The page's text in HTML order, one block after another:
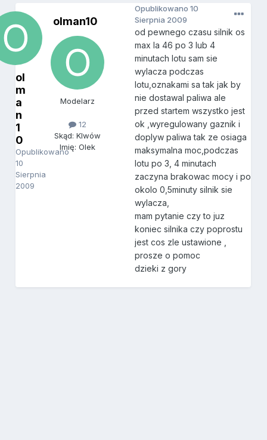
ol
m
a
n
1
0
Opublikowano
10
Sierpnia
2009
olman10
Modelarz
12
Skąd: Klwów
Imię: Olek
Opublikowano10
Sierpnia 2009
od pewnego czasu silnik os
max la 46 po 3 lub 4
minutach lotu sam sie
wylacza podczas
lotu,oznakami sa tak jak by
nie dostawal paliwa ale
przed startem wszystko jest
ok ,wyregulowany gaznik i
doplyw paliwa tak ze osiaga
maksymalna moc,podczas
lotu po 3, 4 minutach
zaczyna brakowac mocy i po
okolo 0,5minuty silnik sie
wylacza,
mam pytanie czy to juz
koniec silnika czy poprostu
jest cos zle ustawione ,
prosze o pomoc
dzieki z gory